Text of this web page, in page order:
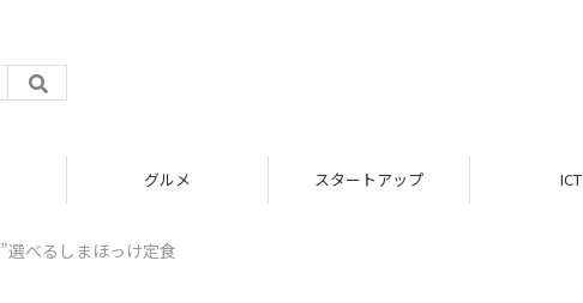
グルメ スタートアップ ICT
選べるしまほっけ定食